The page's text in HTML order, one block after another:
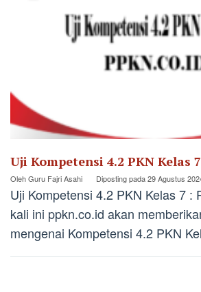
Uji Kompetensi 4.2 PKN Kelas 7
OlehGuru Fajri Asahi Diposting pada29 Agustus
Uji Kompetensi 4.2 PKN Kelas 7 :
kali ini ppkn.co.id akan
mengenai Kompetensi 4.2 PKN